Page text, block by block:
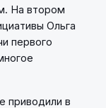
На втором
Ольга
первого
приводили в